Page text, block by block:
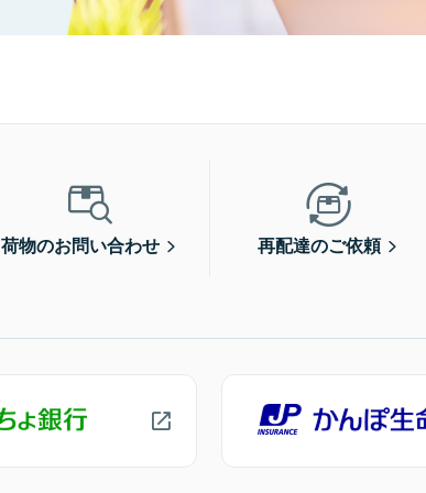
荷物のお問い合わせ 再配達のご依頼